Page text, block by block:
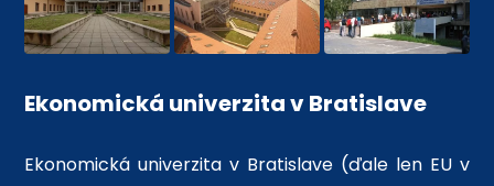
Ekonomická univerzita v Bratislave
Ekonomická univerzita v Bratislave (ďale len EU v